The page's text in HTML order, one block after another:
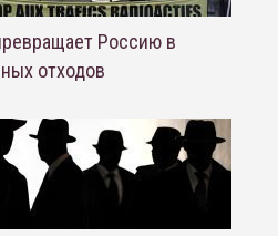
Россию в
отходов